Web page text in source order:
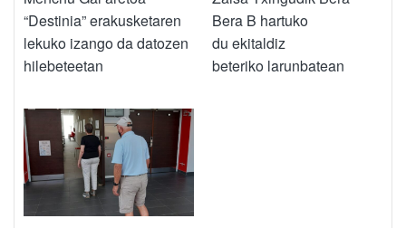
“Destinia” erakusketaren
lekuko izango da datozen
hilebeteetan
Bera B hartuko
du ekitaldiz
beteriko larunbatean